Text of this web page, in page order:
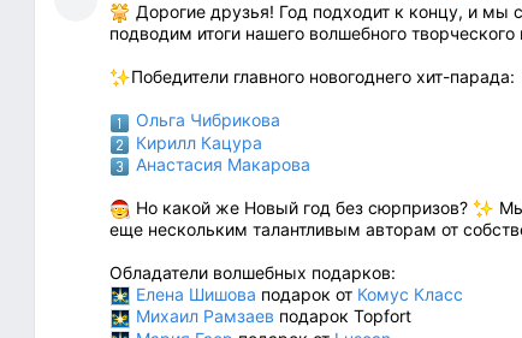
Дорогие друзья! Год подходит к концу, и мы
подводим итоги нашего волшебного творческого
Победители главного новогоднего хит-парада:
Ольга Чибрикова
Кирилл Кацура
Анастасия Макарова
Но какой же Новый год без сюрпризов?
еще нескольким талантливым авторам от
Обладатели волшебных подарков:
Елена Шишова подарок от Комус Класс
Михаил Рамзаев подарок Topfort